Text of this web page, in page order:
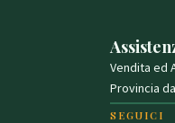
Vendita ed
Provincia
SEGUICI